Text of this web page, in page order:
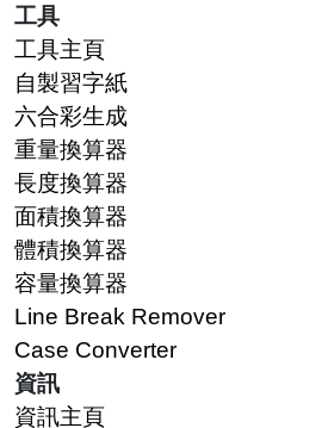
工具
工具主頁
自製習字紙
六合彩生成
重量換算器
長度換算器
面積換算器
體積換算器
容量換算器
Line Break Remover
Case Converter
資訊
資訊主頁